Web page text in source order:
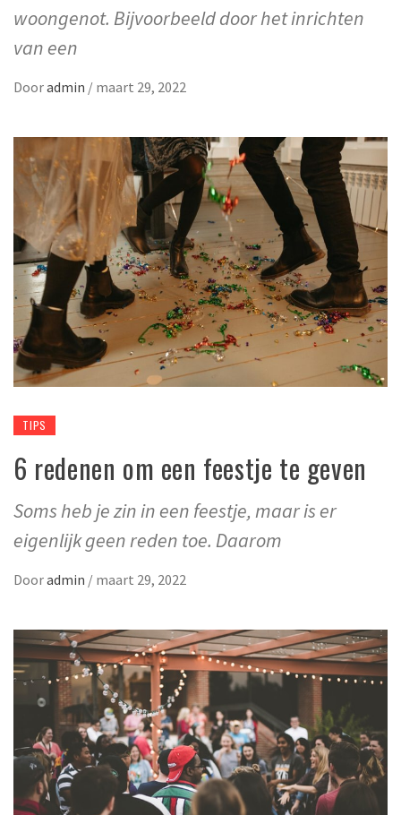
woongenot. Bijvoorbeeld door het inrichten
van een
Dooradmin / maart 29, 2022
TIPS
6 redenen om een feestje te geven
Soms heb je zin in een feestje, maar is er
eigenlijk geen reden toe. Daarom
Dooradmin / maart 29, 2022